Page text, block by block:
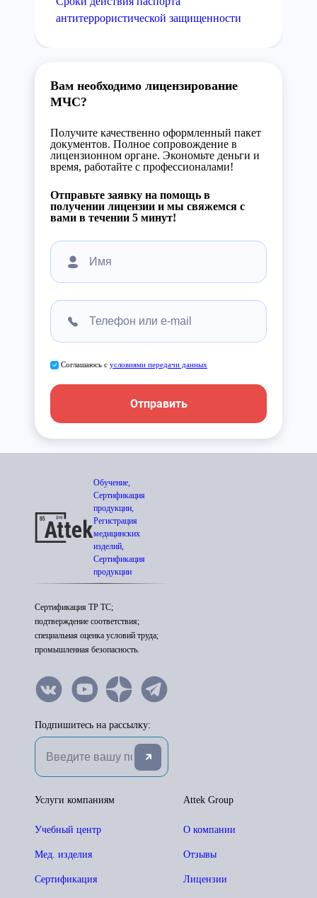
антитеррористической защищенности
Вам необходимо лицензирование
МЧС?
Получите качественно оформленный пакет
документов. Полное сопровождение в
лицензионном органе. Экономьте деньги и
время, работайте с профессионалами!
Отправьте заявку на помощь в
получении лицензии и мы свяжемся с
вами в течении 5 минут!
Соглашаюсь с условиями передачи данных
Отправить
Обучение,
Сертификация
продукции,
Регистрация
медицинских
изделий,
Сертификация
продукции
Сертификация ТР ТС;
подтверждение соответствия;
специальная оценка условий труда;
промышленная безопасность.
Подпишитесь на рассылку:
Attek Group
О компании
Отзывы
Лицензии
Услуги компаниям
Учебный центр
Мед. изделия
Сертификация